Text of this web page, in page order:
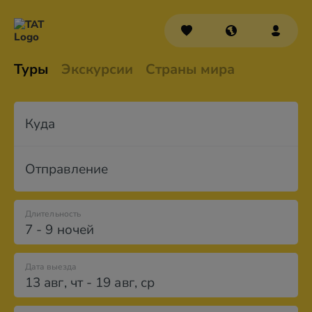
Туры Экскурсии Страны мира
Куда
Отправление
7 - 9 ночей
Длительность
Дата выезда
13 авг, чт- 19 авг, ср